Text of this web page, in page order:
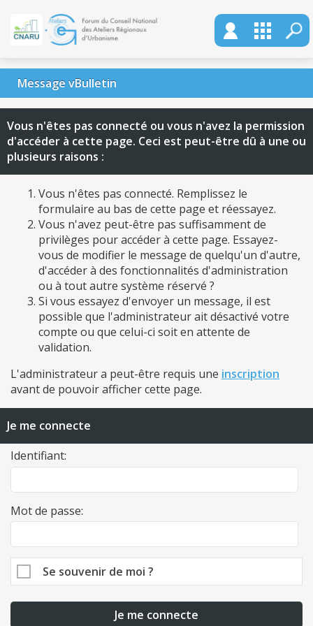
Message vBulletin
Vous n'êtes pas connecté ou vous n'avez la permission
d'accéder à cette page. Ceci est peut-être dû à une ou
plusieurs raisons :
Vous n'êtes pas connecté. Remplissez le
formulaire au bas de cette page et réessayez.
Vous n'avez peut-être pas suffisamment de
privilèges pour accéder à cette page. Essayez-
vous de modifier le message de quelqu'un d'autre,
d'accéder à des fonctionnalités d'administration
ou à tout autre système réservé ?
Si vous essayez d'envoyer un message, il est
possible que l'administrateur ait désactivé votre
compte ou que celui-ci soit en attente de
validation.
L'administrateur a peut-être requis une inscription
avant de pouvoir afficher cette page.
Je me connecte
Identifiant:
Mot de passe:
Se souvenir de moi ?
Je me connecte